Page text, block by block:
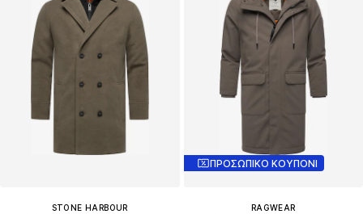
STONE HARBOUR
ΠΡΟΣΩΠΙΚΟ ΚΟΥΠΟΝΙ
RAGWEAR